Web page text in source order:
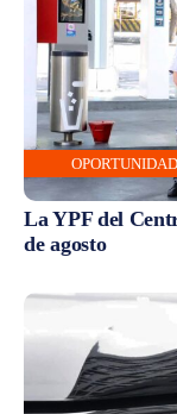
La YPF del
de agosto